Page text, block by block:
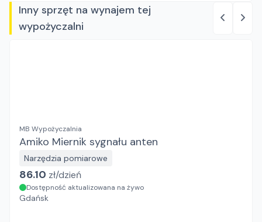
Inny sprzęt na wynajem tej
wypożyczalni
MB Wypożyczalnia
Amiko Miernik sygnału anten
Narzędzia pomiarowe
86.10 zł/dzień
Dostępność aktualizowana na żywo
Gdańsk